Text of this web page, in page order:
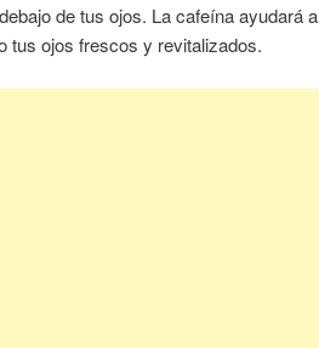
de tus ojos. La cafeína ayudará a
tus ojos frescos y revitalizados.